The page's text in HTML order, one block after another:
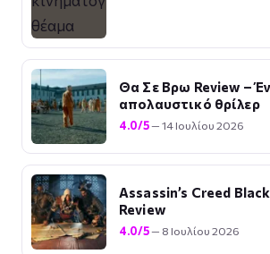
Θα Σε Βρω Review –
απολαυστικό θρίλερ
4.0/5— 14 Ιουλίου 2026
Assassin’s Creed
Review
4.0/5— 8 Ιουλίου 2026